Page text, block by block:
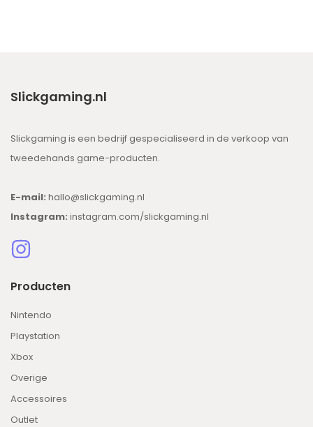
Slickgaming.nl
Slickgaming is een bedrijf gespecialiseerd in de verkoop van
tweedehands game-producten.
E-mail: hallo@slickgaming.nl
Instagram: instagram.com/slickgaming.nl
Producten
Nintendo
Playstation
Xbox
Overige
Accessoires
Outlet